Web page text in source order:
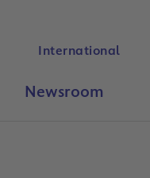
International
Newsroom